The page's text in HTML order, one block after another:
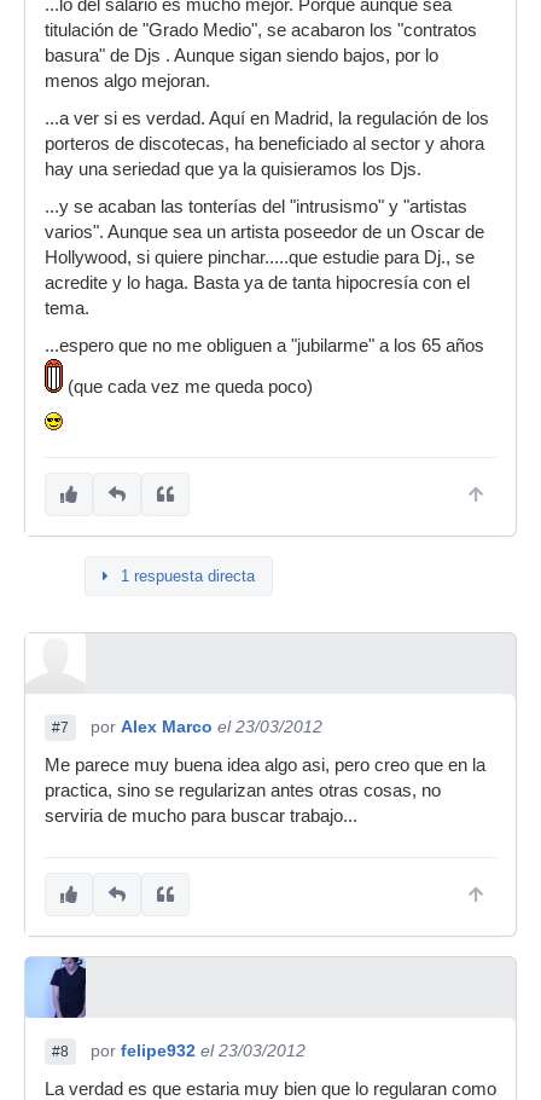
...lo del salario es mucho mejor. Porque aunque sea
titulación de "Grado Medio", se acabaron los "contratos
basura" de Djs . Aunque sigan siendo bajos, por lo
menos algo mejoran.
...a ver si es verdad. Aquí en Madrid, la regulación de los
porteros de discotecas, ha beneficiado al sector y ahora
hay una seriedad que ya la quisieramos los Djs.
...y se acaban las tonterías del "intrusismo" y "artistas
varios". Aunque sea un artista poseedor de un Oscar de
Hollywood, si quiere pinchar.....que estudie para Dj., se
acredite y lo haga. Basta ya de tanta hipocresía con el
tema.
...espero que no me obliguen a "jubilarme" a los 65 años
(que cada vez me queda poco)
1 respuesta directa
#7 por Alex Marco el 23/03/2012
Me parece muy buena idea algo asi, pero creo que en la
practica, sino se regularizan antes otras cosas, no
serviria de mucho para buscar trabajo...
#8 por felipe932 el 23/03/2012
La verdad es que estaria muy bien que lo regularan como